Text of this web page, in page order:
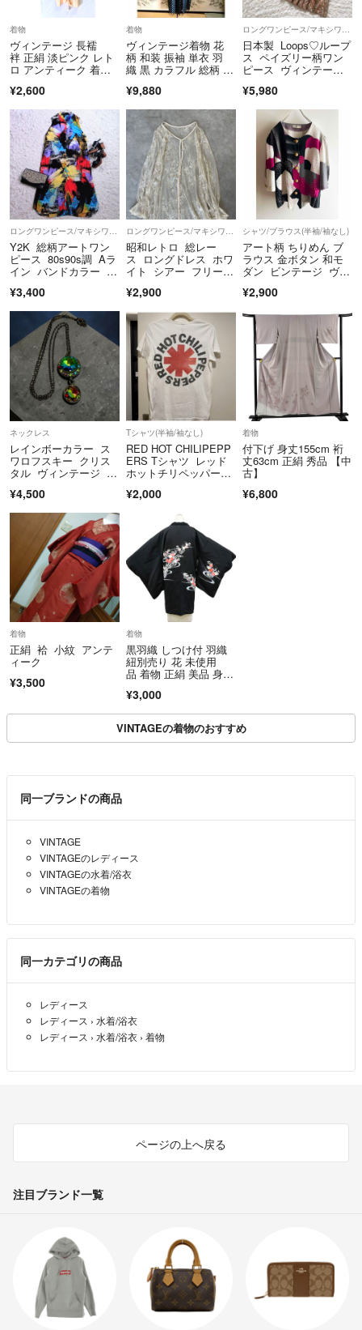
着物
ヴィンテージ 長襦
袢 正絹 淡ピンク レト
ロ アンティーク 着
¥2,600
着物
ヴィンテージ着物 花
柄 和装 振袖 単衣 羽
織 黒 カラフル 総柄 昭
¥9,880
ロングワンピース/マキシワンピース
日本製 Loops♡ループ
ス ペイズリー柄ワン
ピース ヴィンテージ
¥5,980
Y2K 総柄アートワン
ピース 80s90s調 Aラ
イン バンドカラー マ
しゃれ服 レディース
¥3,400
昭和レトロ 総レー
ス ロングドレス ホワ
イト シアー フリーサ
¥2,900
シャツ/ブラウス(半袖/袖なし)
アート柄 ちりめん ブ
ラウス 金ボタン 和モ
ダン ビンテージ ヴィ
¥2,900
ネックレス
レインボーカラー ス
ワロフスキー クリス
タル ヴィンテージ ネ
¥4,500
Tシャツ(半袖/袖なし)
RED HOT CHILIPEPP
ERS Tシャツ レッド
ホットチリペッパー
¥2,000
着物
付下げ 身丈155cm 裄
丈63cm 正絹 秀品 【中
古】
¥6,800
着物
正絹 袷 小紋 アンテ
ィーク
¥3,500
着物
黒羽織 しつけ付 羽織
紐別売り 花 未使用
品 着物 正絹 美品 身丈
m 26z08-3981
¥3,000
VINTAGEの着物のおすすめ
同一ブランドの商品
VINTAGE
VINTAGEのレディース
VINTAGEの水着/浴衣
VINTAGEの着物
同一カテゴリの商品
レディース
レディース › 水着/浴衣
レディース › 水着/浴衣 › 着物
ページの上へ戻る
注目ブランド一覧